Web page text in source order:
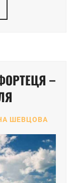
–
ШЕВЦОВА